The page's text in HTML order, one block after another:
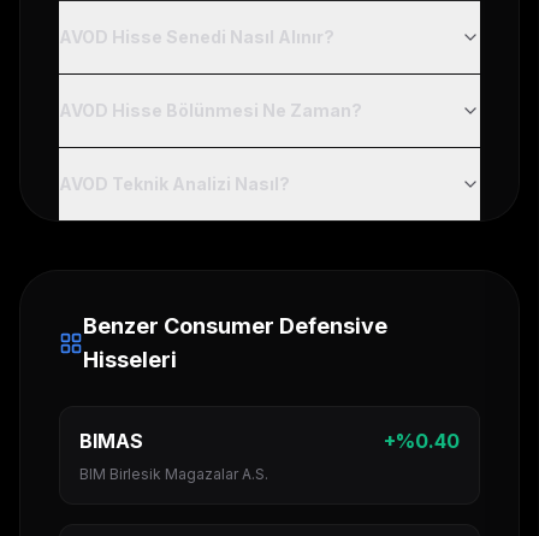
AVOD Hisse Senedi Nasıl Alınır?
AVOD Hisse Bölünmesi Ne Zaman?
AVOD Teknik Analizi Nasıl?
Benzer Consumer Defensive
Hisseleri
BIMAS +%0.40
BIM Birlesik Magazalar A.S.